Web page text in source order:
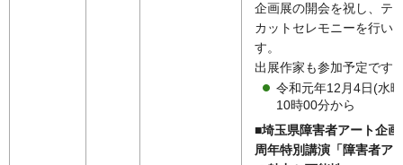
企画展の開会を祝し、テ
カットセレモニーを行い
す。
出展作家も参加予定です
令和元年12月4日(水
10時00分から
■埼玉県障害者アート企
周年特別講演「障害者ア